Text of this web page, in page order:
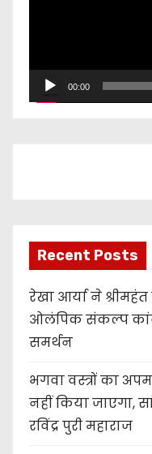
a
00:00
Recent Posts
रेखा आर्या ने श्रीमहंत
ओलंपिक संकल्प
समर्थन
भगवा वस्त्रों का
नहीं किया जाएगा,
रविंद्र पुरी महाराज